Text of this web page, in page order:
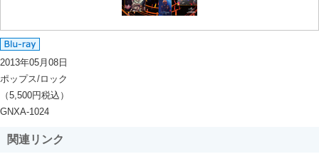
2013年05月08日
ポップス/ロック
（5,500円税込）
GNXA-1024
関連リンク